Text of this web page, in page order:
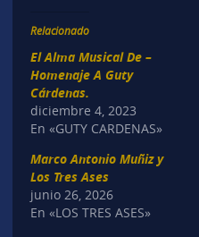
Relacionado
El Alma Musical De –
Homenaje A Guty
Cárdenas.
diciembre 4, 2023
En «GUTY CARDENAS»
Marco Antonio Muñiz y
Los Tres Ases
junio 26, 2026
En «LOS TRES ASES»